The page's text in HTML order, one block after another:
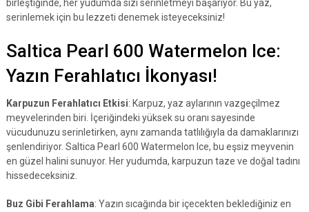
birleştiğinde, her yudumda sizi serinletmeyi başarıyor. Bu yaz,
serinlemek için bu lezzeti denemek isteyeceksiniz!
Saltica Pearl 600 Watermelon Ice:
Yazın Ferahlatıcı İkonyası!
Karpuzun Ferahlatıcı Etkisi: Karpuz, yaz aylarının vazgeçilmez
meyvelerinden biri. İçeriğindeki yüksek su oranı sayesinde
vücudunuzu serinletirken, aynı zamanda tatlılığıyla da damaklarınızı
şenlendiriyor. Saltica Pearl 600 Watermelon Ice, bu eşsiz meyvenin
en güzel halini sunuyor. Her yudumda, karpuzun taze ve doğal tadını
hissedeceksiniz.
Buz Gibi Ferahlama: Yazın sıcağında bir içecekten beklediğiniz en